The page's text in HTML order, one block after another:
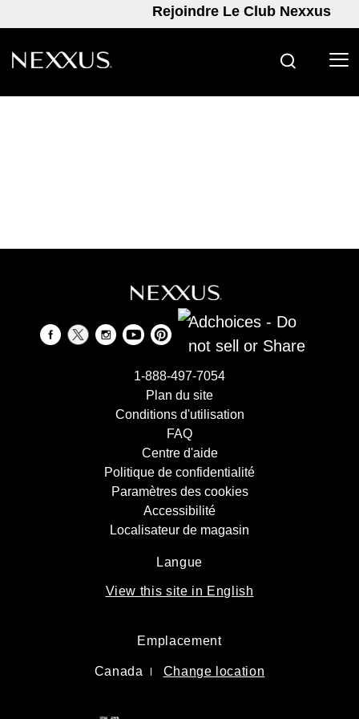
Rejoindre Le Club Nexxus
Adchoices - Do
not sell or Share
1-888-497-7054
Plan du site
Conditions d'utilisation
FAQ
Centre d'aide
Politique de confidentialité
Paramètres des cookies
Accessibilité
Localisateur de magasin
Langue
View this site in English
Emplacement
Canada Change location